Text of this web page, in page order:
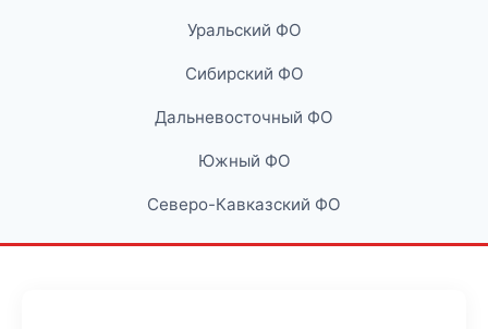
Уральский ФО
Сибирский ФО
Дальневосточный ФО
Южный ФО
Северо-Кавказский ФО